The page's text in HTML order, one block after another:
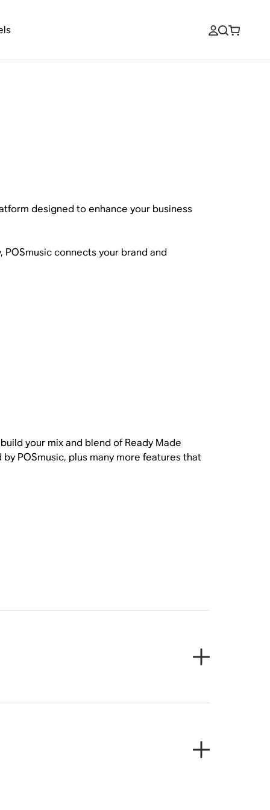
designed to enhance your business
connects your brand and
your mix and blend of Ready Made
POSmusic, plus many more features that